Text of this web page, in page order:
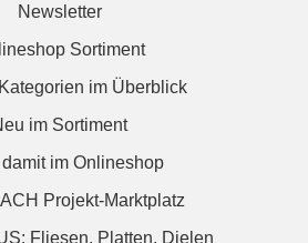
Newsletter
Sortiment
im Überblick
im Sortiment
im Onlineshop
Projekt-Marktplatz
Fliesen. Platten. Dielen